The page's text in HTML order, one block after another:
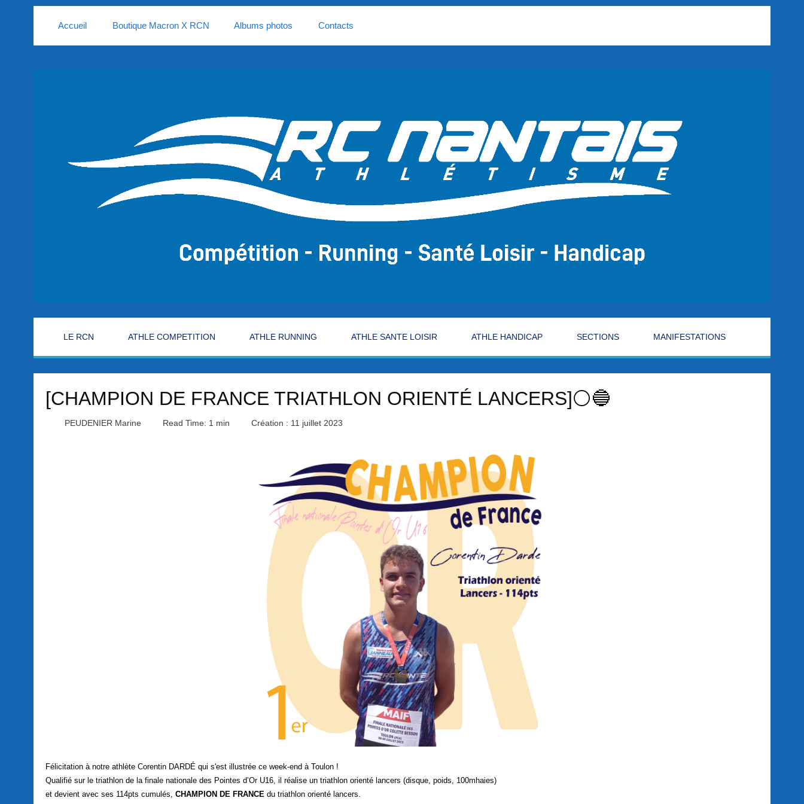
Accueil Boutique Macron X RCN Albums photos Contacts
LE RCN ATHLE COMPETITION ATHLE RUNNING ATHLE SANTE LOISIR ATHLE HANDICAP SECTIONS MANIFESTATIONS
[CHAMPION DE FRANCE TRIATHLON ORIENTÉ LANCERS]⚪🔵
PEUDENIER Marine Read Time: 1 min Création : 11 juillet 2023
Félicitation à notre athlète Corentin DARDÉ qui s'est illustrée ce week-end à Toulon !
Qualifié sur le triathlon de la finale nationale des Pointes d’Or U16, il réalise un triathlon orienté lancers (disque, poids, 100mhaies)
et devient avec ses 114pts cumulés, CHAMPION DE FRANCE du triathlon orienté lancers.